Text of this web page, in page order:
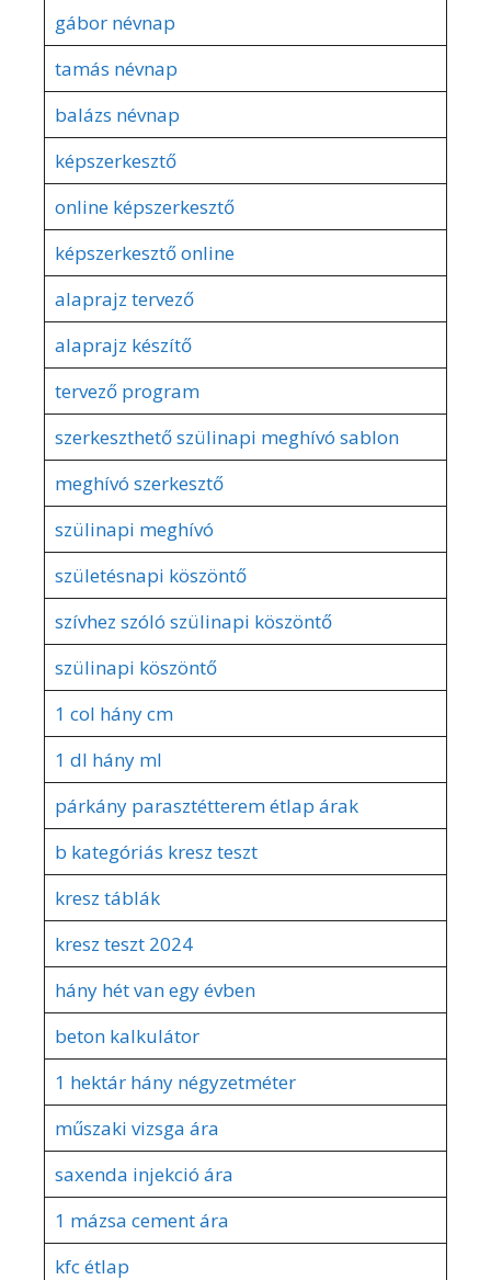
gábor névnap
tamás névnap
balázs névnap
képszerkesztő
online képszerkesztő
képszerkesztő online
alaprajz tervező
alaprajz készítő
tervező program
szerkeszthető szülinapi meghívó sablon
meghívó szerkesztő
szülinapi meghívó
születésnapi köszöntő
szívhez szóló szülinapi köszöntő
szülinapi köszöntő
1 col hány cm
1 dl hány ml
párkány parasztétterem étlap árak
b kategóriás kresz teszt
kresz táblák
kresz teszt 2024
hány hét van egy évben
beton kalkulátor
1 hektár hány négyzetméter
műszaki vizsga ára
saxenda injekció ára
1 mázsa cement ára
kfc étlap